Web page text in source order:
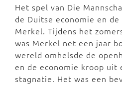
Het spel van Die
de Duitse economie en
Merkel. Tijdens het
was Merkel net een jaar
wereld omhelsde de
en de economie kroop uit
stagnatie. Het was een